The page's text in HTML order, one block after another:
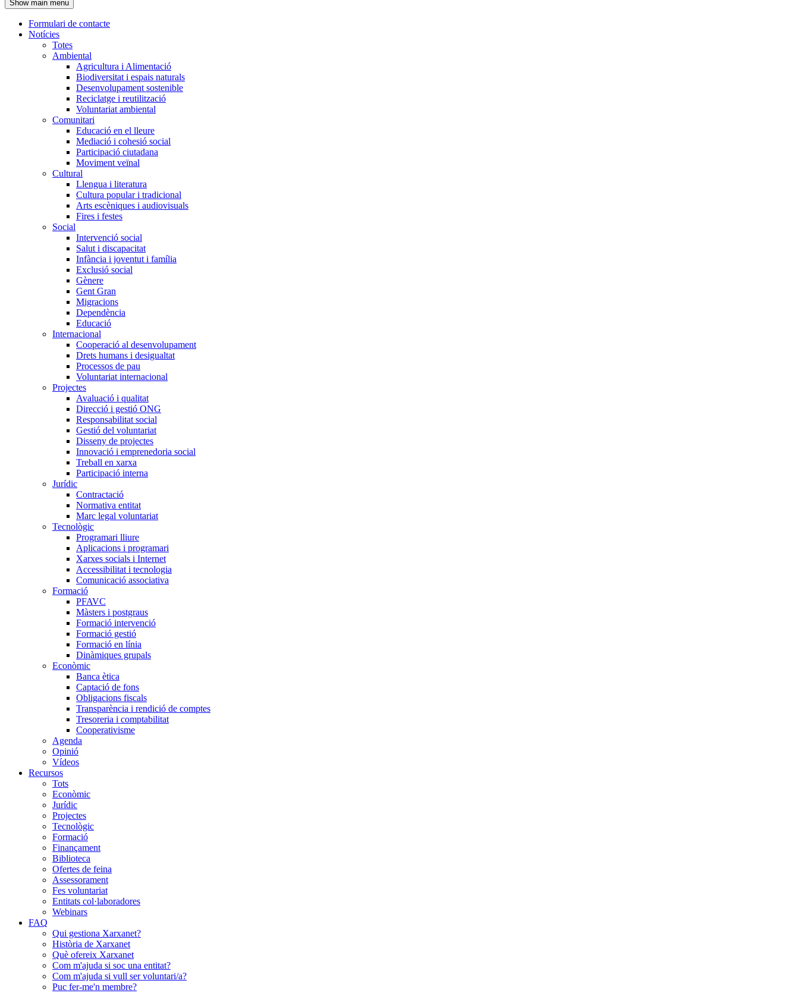
l'encapçalament
Show main menu
Navegació
principal
Formulari de contacte
Notícies
Totes
Ambiental
Agricultura i Alimentació
Biodiversitat i espais naturals
Desenvolupament sostenible
Reciclatge i reutilització
Voluntariat ambiental
Comunitari
Educació en el lleure
Mediació i cohesió social
Participació ciutadana
Moviment veïnal
Cultural
Llengua i literatura
Cultura popular i tradicional
Arts escèniques i audiovisuals
Fires i festes
Social
Intervenció social
Salut i discapacitat
Infància i joventut i família
Exclusió social
Gènere
Gent Gran
Migracions
Dependència
Educació
Internacional
Cooperació al desenvolupament
Drets humans i desigualtat
Processos de pau
Voluntariat internacional
Projectes
Avaluació i qualitat
Direcció i gestió ONG
Responsabilitat social
Gestió del voluntariat
Disseny de projectes
Innovació i emprenedoria social
Treball en xarxa
Participació interna
Jurídic
Contractació
Normativa entitat
Marc legal voluntariat
Tecnològic
Programari lliure
Aplicacions i programari
Xarxes socials i Internet
Accessibilitat i tecnologia
Comunicació associativa
Formació
PFAVC
Màsters i postgraus
Formació intervenció
Formació gestió
Formació en línia
Dinàmiques grupals
Econòmic
Banca ètica
Captació de fons
Obligacions fiscals
Transparència i rendició de comptes
Tresoreria i comptabilitat
Cooperativisme
Agenda
Opinió
Vídeos
Recursos
Tots
Econòmic
Jurídic
Projectes
Tecnològic
Formació
Finançament
Biblioteca
Ofertes de feina
Assessorament
Fes voluntariat
Entitats col·laboradores
Webinars
FAQ
Qui gestiona Xarxanet?
Història de Xarxanet
Què ofereix Xarxanet
Com m'ajuda si soc una entitat?
Com m'ajuda si vull ser voluntari/a?
Puc fer-me'n membre?